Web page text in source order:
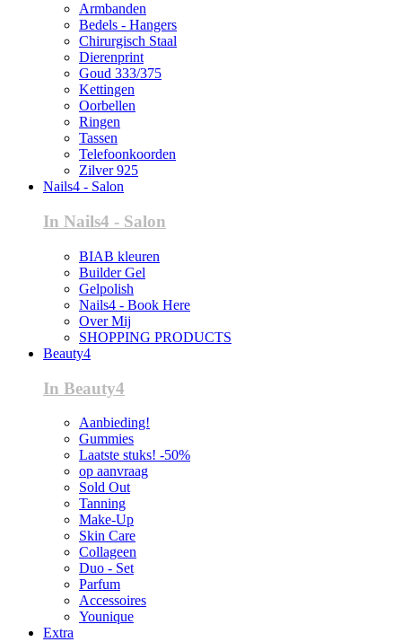
Armbanden
Bedels - Hangers
Chirurgisch Staal
Dierenprint
Goud 333/375
Kettingen
Oorbellen
Ringen
Tassen
Telefoonkoorden
Zilver 925
Nails4 - Salon
In Nails4 - Salon
BIAB kleuren
Builder Gel
Gelpolish
Nails4 - Book Here
Over Mij
SHOPPING PRODUCTS
Beauty4
In Beauty4
Aanbieding!
Gummies
Laatste stuks! -50%
op aanvraag
Sold Out
Tanning
Make-Up
Skin Care
Collageen
Duo - Set
Parfum
Accessoires
Younique
Extra